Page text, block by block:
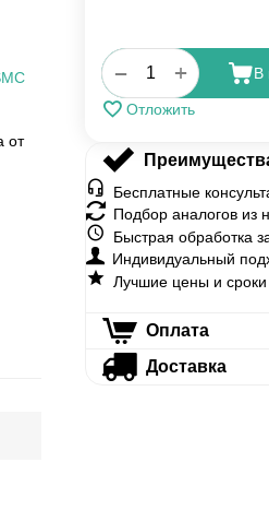
от
+
− В
Отложить
Бесплатные
Подбор аналогов из
Быстрая обработка
Индивидуальный
Лучшие цены и сроки
Оплата
Доставка